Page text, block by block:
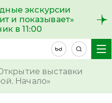
экскурсии
и показывает»
в 11:00
выставки
Начало»